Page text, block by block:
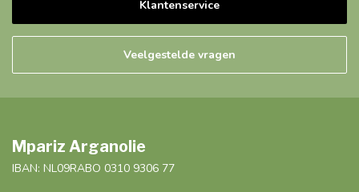
Klantenservice
Veelgestelde vragen
Mpariz Arganolie
IBAN: NL09RABO 0310 9306 77